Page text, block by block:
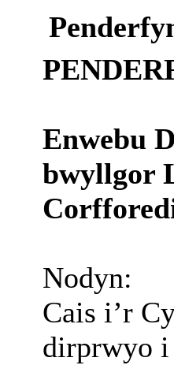
Enwebu
bwyllgor
Nodyn:
Cais i’r
dirprwyo i